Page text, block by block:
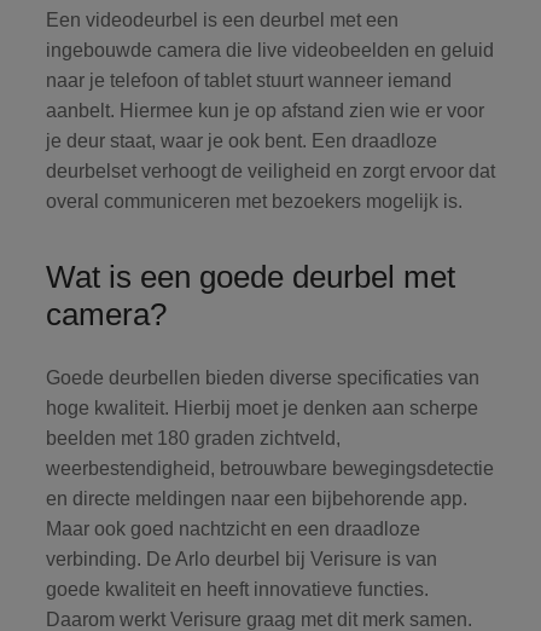
Een videodeurbel is een deurbel met een
ingebouwde camera die live videobeelden en geluid
naar je telefoon of tablet stuurt wanneer iemand
aanbelt. Hiermee kun je op afstand zien wie er voor
je deur staat, waar je ook bent. Een draadloze
deurbelset verhoogt de veiligheid en zorgt ervoor dat
overal communiceren met bezoekers mogelijk is.
Wat is een goede deurbel met
camera?
Goede deurbellen bieden diverse specificaties van
hoge kwaliteit. Hierbij moet je denken aan scherpe
beelden met 180 graden zichtveld,
weerbestendigheid, betrouwbare bewegingsdetectie
en directe meldingen naar een bijbehorende app.
Maar ook goed nachtzicht en een draadloze
verbinding. De Arlo deurbel bij Verisure is van
goede kwaliteit en heeft innovatieve functies.
Daarom werkt Verisure graag met dit merk samen.